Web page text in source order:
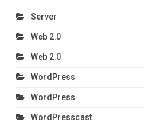
Server
Web 2.0
Web 2.0
WordPress
WordPress
WordPresscast